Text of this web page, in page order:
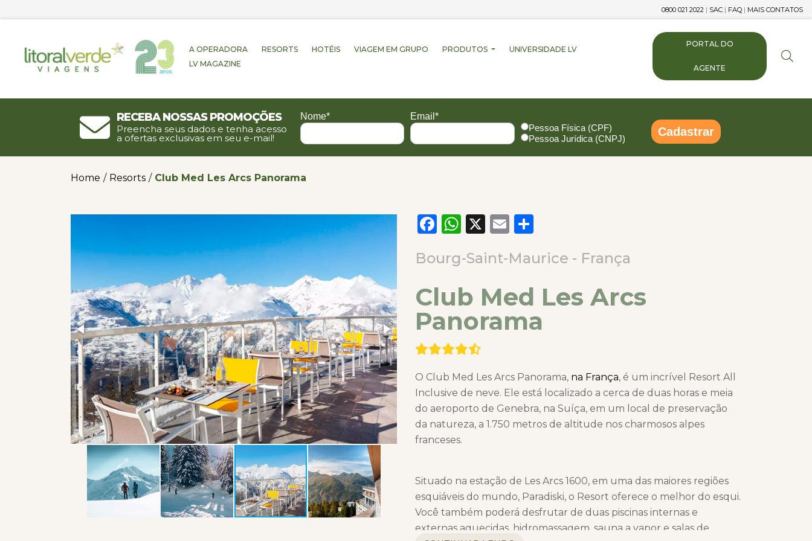
0800 021 2022 | SAC | FAQ | MAIS CONTATOS
A OPERADORA RESORTS HOTÉIS VIAGEM EM GRUPO PRODUTOS
UNIVERSIDADE LV
LV MAGAZINE
PORTAL DO
AGENTE
Receba nossas promoções
Preencha seus dados e tenha acesso
a ofertas exclusivas em seu e-mail!
Nome*
Email*
Pessoa Física (CPF)
Pessoa Jurídica (CNPJ)
Cadastrar
Home / Resorts / Club Med Les Arcs Panorama
Facebook
WhatsApp
X Email
Bourg-Saint-Maurice - França
Club Med Les Arcs
Panorama
O Club Med Les Arcs Panorama, na França, é um incrível Resort All
Inclusive de neve. Ele está localizado a cerca de duas horas e meia
do aeroporto de Genebra, na Suíça, em um local de preservação
da natureza, a 1.750 metros de altitude nos charmosos alpes
franceses.
Situado na estação de Les Arcs 1600, em uma das maiores regiões
esquiáveis do mundo, Paradiski, o Resort oferece o melhor do esqui.
Você também poderá desfrutar de duas piscinas internas e
externas aquecidas, hidromassagem, sauna a vapor e salas de